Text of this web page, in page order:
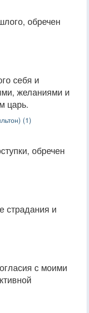
обречен
себя и
желаниями и
царь.
(1)
обречен
страдания и
с моими